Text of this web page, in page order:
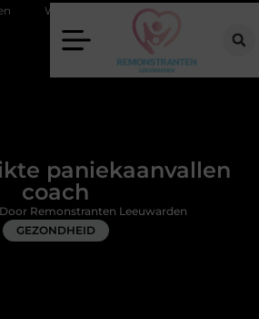
search betekent voor de toekomst van
paniekaanvallen
coach
GEZONDHEID
Remonstranten Leeuwarden